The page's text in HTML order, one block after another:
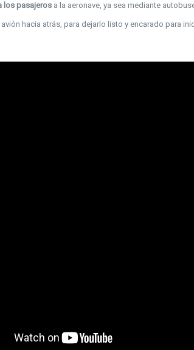
los pasajeros a la aeronave, ya sea mediante
avión hacia atrás, para dejarlo listo y encarado para